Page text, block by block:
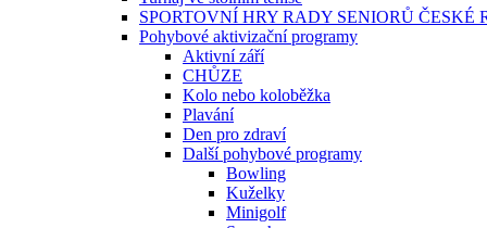
SPORTOVNÍ HRY RADY SENIORŮ ČESKÉ
Pohybové aktivizační programy
Aktivní září
CHŮZE
Kolo nebo koloběžka
Plavání
Den pro zdraví
Další pohybové programy
Bowling
Kuželky
Minigolf